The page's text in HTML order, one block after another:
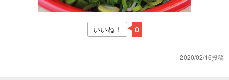
いいね！ 0
2020/02/16投稿